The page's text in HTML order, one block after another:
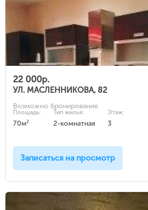
22 000р.
УЛ. МАСЛЕННИКОВА, 82
Возможно бронирование
Площадь:
70м2
Тип жилья:
2-комнатная
Этаж:
3
Записаться на просмотр